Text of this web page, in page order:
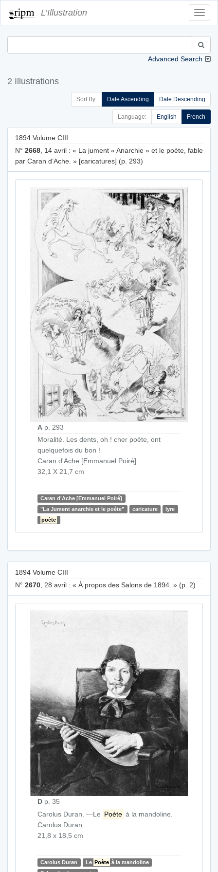
L’Illustration
Advanced Search
2 Illustrations
Sort By: Date Ascending Date Descending
Language: English French
1894 Volume CIII
N° 2668 , 14 avril : « La jument « Anarchie » et le poète, fable
par Caran d’Ache. » [caricatures] (p. 293)
A p. 293
Moralité. Les dents, oh ! cher poète, ont
quelquefois du bon !
Caran d'Ache [Emmanuel Poiré]
32,1 X 21,7 cm
Caran d'Ache [Emmanuel Poiré]
"La Jument anarchie et le poète"
caricature
lyre
poète
1894 Volume CIII
N° 2670 , 28 avril : « À propos des Salons de 1894. » (p. 2)
D p. 35
Carolus Duran. —Le Poète à la mandoline.
Carolus Duran
21,8 x 18,5 cm
Carolus Duran Le Poète à la mandoline